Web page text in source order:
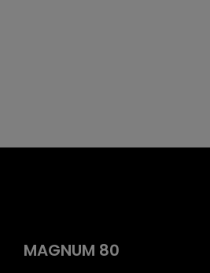
MAGNUM 80